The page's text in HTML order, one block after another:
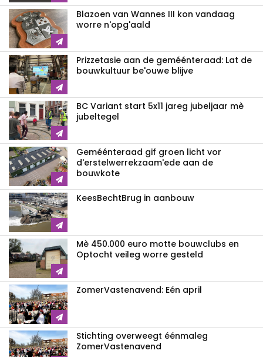
Blazoen van Wannes III kon vandaag
worre n'opg'aald
Prizzetasie aan de geméénteraad: Lat de
bouwkultuur be'ouwe blijve
BC Variant start 5x11 jareg jubeljaar mè
jubeltegel
Geméénteraad gif groen licht vor
d'erstelwerrekzaam'ede aan de
bouwkote
KeesBechtBrug in aanbouw
Mè 450.000 euro motte bouwclubs en
Optocht veileg worre gesteld
ZomerVastenavend: Eén april
Stichting overweegt éénmaleg
ZomerVastenavend